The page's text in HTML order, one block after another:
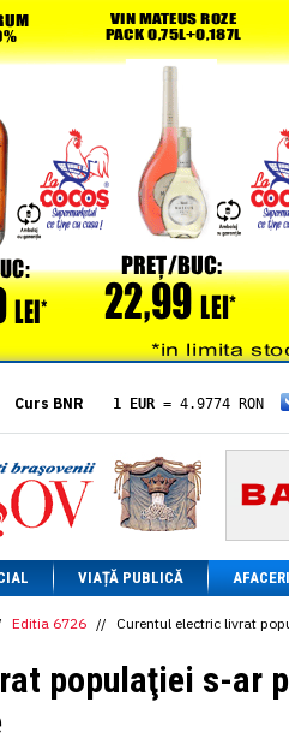
Curs BNR 1 EUR = 4.9774 RON
= 5.8304 RON
1 XAU= 464.4611 RON
1 AED= 1.1933 RON
1 AUD= 2.7957 RON
1 BGN= 2.5449 RON
1 CAD= 3.1559 RON
1 CHF= 5.2813 RON
1 CNY= 0.6015 RON
1 DKK
= 0.6668 RON
1 EGP = 0.0860 RON
VIAȚĂ PUBLICĂ AFACERI
Editia 6726 // Curentul electric livrat
populaţiei s-ar